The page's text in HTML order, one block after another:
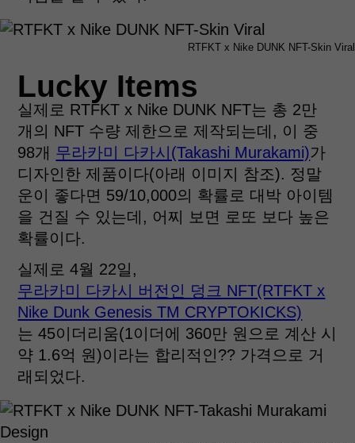
RTFKT x Nike DUNK NFT-Skin Viral
Lucky Items
실제로 RTFKT x Nike DUNK NFT는 총 2만
개의 NFT 수량 제한으로 제작되는데, 이 중
98개 무라카미 다카시(Takashi Murakami)가
디자인한 제품이다(아래 이미지 참조). 정말
운이 좋다면 59/10,000의 확률로 대박 아이템
을 건질 수 있는데, 어찌 보면 로또 보다 높은
확률이다.
실제로 4월 22일,
무라카미 다카시 버전인 덩크 NFT(RTFKT x
Nike Dunk Genesis TM CRYPTOKICKS)
는 45이더리움(1이더에 360만 원으로 계산 시
약 1.6억 원)이라는 합리적인?? 가격으로 거
래되었다.